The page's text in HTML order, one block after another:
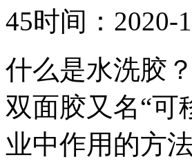
45时间：2020-
什么是水洗胶？
双面胶又名“可
业中作用的方